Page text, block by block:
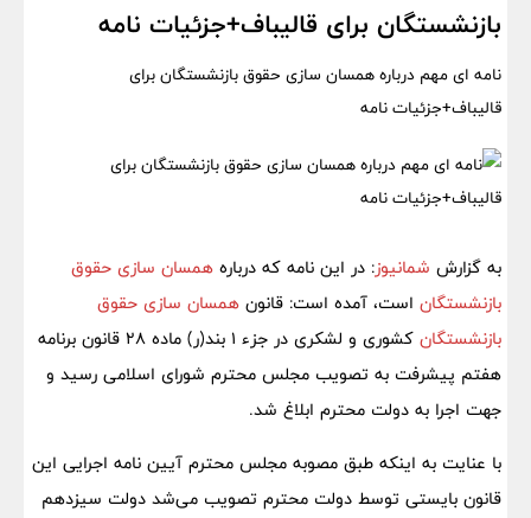
بازنشستگان برای قالیباف+جزئیات نامه
نامه ای مهم درباره همسان سازی حقوق بازنشستگان برای
قالیباف+جزئیات نامه
به گزارش شمانیوز: در این نامه که درباره همسان سازی حقوق
بازنشستگان است، آمده است: قانون همسان سازی حقوق
بازنشستگان
کشوری و لشکری در جزء ۱ بند(ر) ماده ۲۸ قانون برنامه
هفتم پیشرفت به تصویب مجلس محترم شورای اسلامی رسید و
جهت اجرا به دولت محترم ابلاغ شد.
با عنایت به اینکه طبق مصوبه مجلس محترم آیین نامه اجرایی این
قانون بایستی توسط دولت محترم تصویب می‌شد دولت سیزدهم